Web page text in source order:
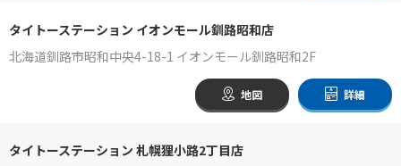
タイトーステーション イオンモール釧路昭和店
北海道釧路市昭和中央4-18-1 イオンモール釧路昭和2F
地図 詳細
タイトーステーション 札幌狸小路2丁目店